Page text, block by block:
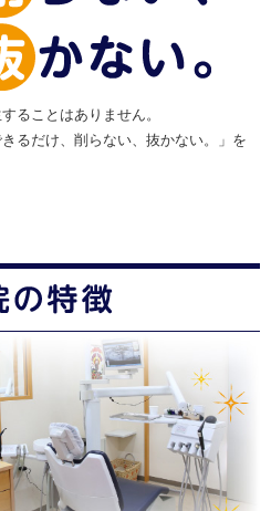
ることはありません。
るだけ、削らない、抜かない。」を